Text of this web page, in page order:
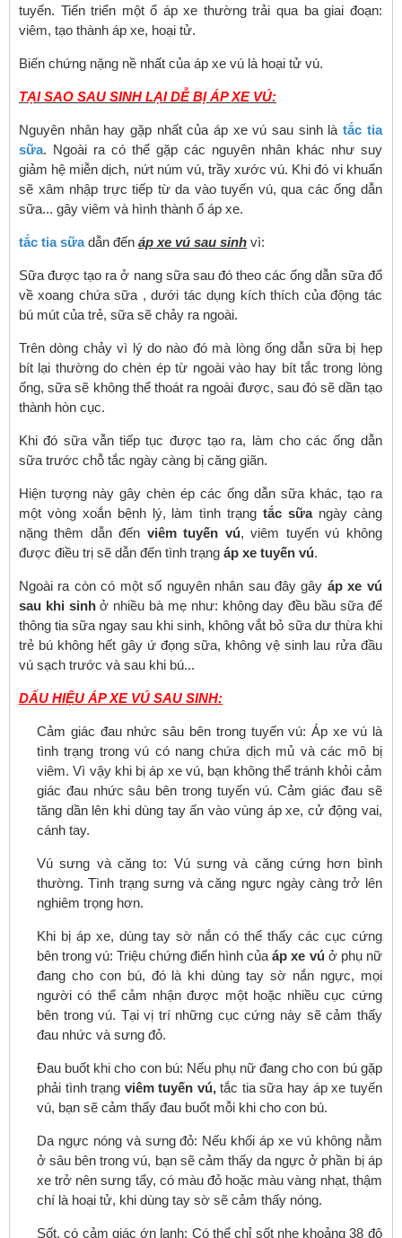
tuyến. Tiến triển một ổ áp xe thường trải qua ba giai đoạn:
viêm, tạo thành áp xe, hoại tử.
Biến chứng nặng nề nhất của áp xe vú là hoại tử vú.
TẠI SAO SAU SINH LẠI DỄ BỊ ÁP XE VÚ:
Nguyên nhân hay gặp nhất của áp xe vú sau sinh làtắc tia
sữa. Ngoài ra có thể gặp các nguyên nhân khác như suy
giảm hệ miễn dịch, nứt núm vú, trầy xước vú. Khi đó vi khuẩn
sẽ xâm nhập trực tiếp từ da vào tuyến vú, qua các ống dẫn
sữa... gây viêm và hình thành ổ áp xe.
tắc tia sữadẫn đến áp xe vú sau sinh vì:
Sữa được tạo ra ở nang sữa sau đó theo các ống dẫn sữa đổ
về xoang chứa sữa , dưới tác dụng kích thích của động tác
bú mút của trẻ, sữa sẽ chảy ra ngoài.
Trên dòng chảy vì lý do nào đó mà lòng ống dẫn sữa bị hẹp
bít lại thường do chèn ép từ ngoài vào hay bít tắc trong lòng
ống, sữa sẽ không thể thoát ra ngoài được, sau đó sẽ dần tạo
thành hòn cục.
Khi đó sữa vẫn tiếp tục được tạo ra, làm cho các ống dẫn
sữa trước chỗ tắc ngày càng bị căng giãn.
Hiện tượng này gây chèn ép các ống dẫn sữa khác, tạo ra
một vòng xoắn bệnh lý, làm tình trạngtắc sữangày càng
nặng thêm dẫn đến viêm tuyến vú, viêm tuyến vú không
được điều trị sẽ dẫn đến tình trạng áp xe tuyến vú.
Ngoài ra còn có một số nguyên nhân sau đây gây áp xe vú
sau khi sinhở nhiều bà mẹ như: không day đều bầu sữa để
thông tia sữa ngay sau khi sinh, không vắt bỏ sữa dư thừa khi
trẻ bú không hết gây ứ đọng sữa, không vệ sinh lau rửa đầu
vú sạch trước và sau khi bú...
DẤU HIỆU ÁP XE VÚ SAU SINH:
Cảm giác đau nhức sâu bên trong tuyến vú: Áp xe vú là
tình trạng trong vú có nang chứa dịch mủ và các mô bị
viêm. Vì vậy khi bị áp xe vú, bạn không thể tránh khỏi cảm
giác đau nhức sâu bên trong tuyến vú. Cảm giác đau sẽ
tăng dần lên khi dùng tay ấn vào vùng áp xe, cử động vai,
cánh tay.
Vú sưng và căng to: Vú sưng và căng cứng hơn bình
thường. Tình trạng sưng và căng ngực ngày càng trở lên
nghiêm trọng hơn.
Khi bị áp xe, dùng tay sờ nắn có thể thấy các cục cứng
bên trong vú: Triệu chứng điển hình củaáp xe vúở phụ nữ
đang cho con bú, đó là khi dùng tay sờ nắn ngực, mọi
người có thể cảm nhận được một hoặc nhiều cục cứng
bên trong vú. Tại vị trí những cục cứng này sẽ cảm thấy
đau nhức và sưng đỏ.
Đau buốt khi cho con bú: Nếu phụ nữ đang cho con bú gặp
phải tình trạng viêm tuyến vú,tắc tia sữa hay áp xe tuyến
vú, bạn sẽ cảm thấy đau buốt mỗi khi cho con bú.
Da ngực nóng và sưng đỏ: Nếu khối áp xe vú không nằm
ở sâu bên trong vú, bạn sẽ cảm thấy da ngực ở phần bị áp
xe trở nên sưng tấy, có màu đỏ hoặc màu vàng nhạt, thậm
chí là hoại tử, khi dùng tay sờ sẽ cảm thấy nóng.
Sốt, có cảm giác ớn lạnh: Có thể chỉ sốt nhẹ khoảng 38 độ